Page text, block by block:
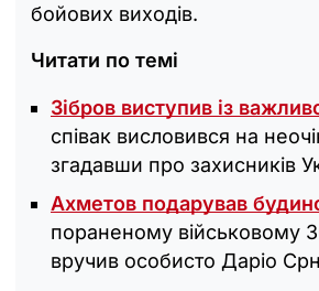
бойових виходів.
Читати по темі
Зібров виступив із
співак висловився на
згадавши про захисників
Ахметов подарував
пораненому військовому
вручив особисто Даріо